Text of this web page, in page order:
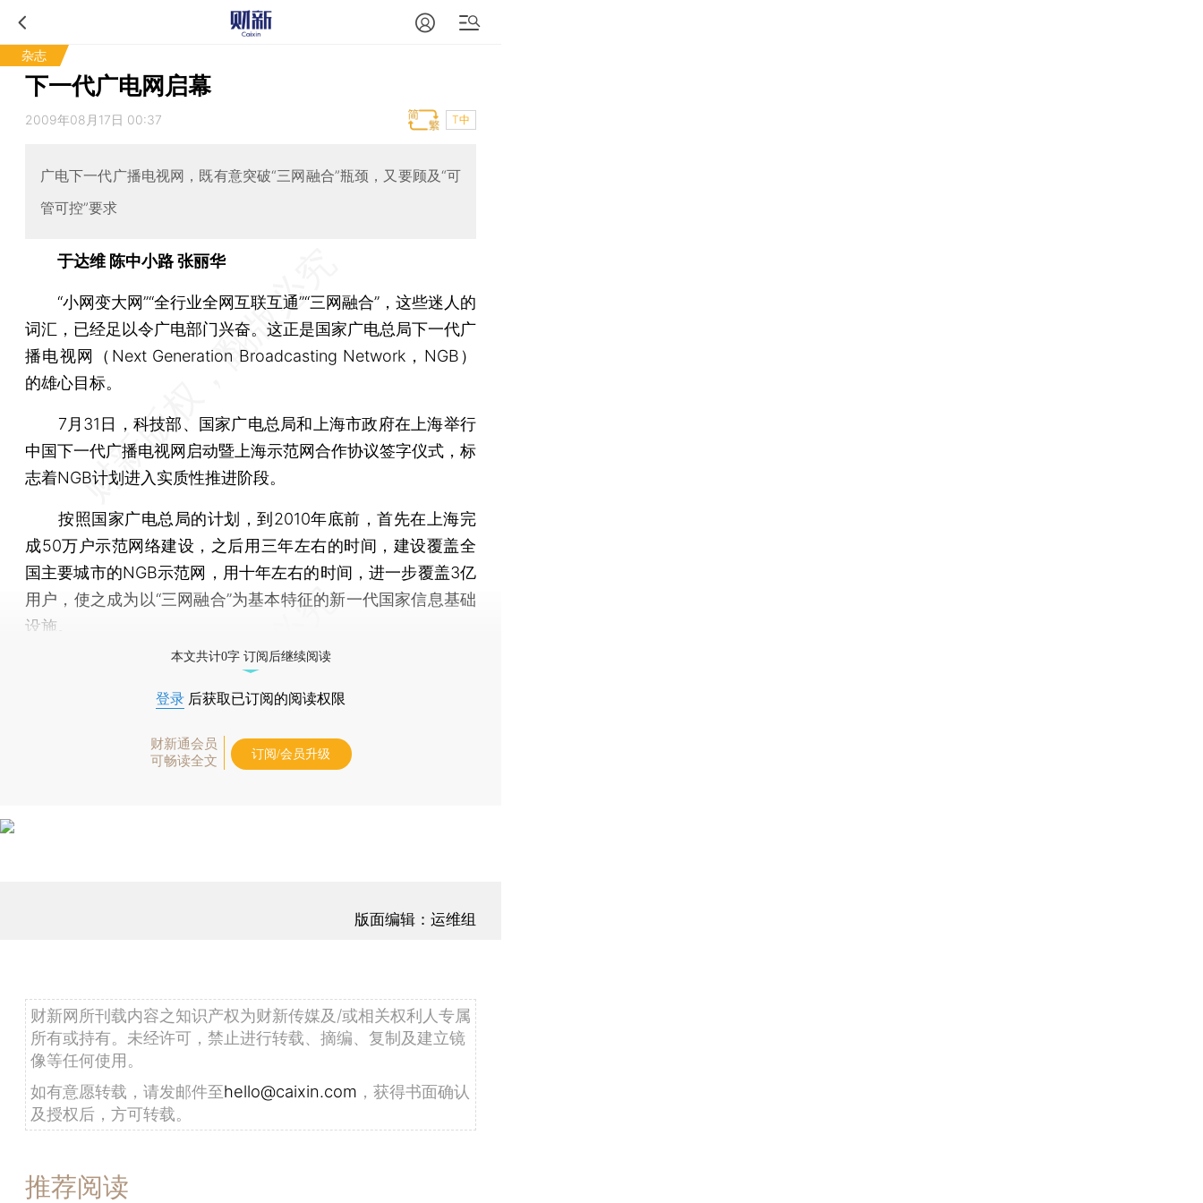
杂志
下一代广电网启幕
2009年08月17日 00:37 T中
广电下一代广播电视网，既有意突破“三网融合”瓶颈，又要顾及“可
管可控”要求
于达维 陈中小路 张丽华
“小网变大网”“全行业全网互联互通”“三网融合”，这些迷人的
词汇，已经足以令广电部门兴奋。这正是国家广电总局下一代广
播电视网（Next Generation Broadcasting Network，NGB）
的雄心目标。
7月31日，科技部、国家广电总局和上海市政府在上海举行
中国下一代广播电视网启动暨上海示范网合作协议签字仪式，标
志着NGB计划进入实质性推进阶段。
按照国家广电总局的计划，到2010年底前，首先在上海完
成50万户示范网络建设，之后用三年左右的时间，建设覆盖全
国主要城市的NGB示范网，用十年左右的时间，进一步覆盖3亿
用户，使之成为以“三网融合”为基本特征的新一代国家信息基础
设施。
本文共计0字 订阅后继续阅读
登录 后获取已订阅的阅读权限
财新通会员
可畅读全文
订阅/会员升级
版面编辑：运维组
财新网所刊载内容之知识产权为财新传媒及/或相关权利人专属
所有或持有。未经许可，禁止进行转载、摘编、复制及建立镜
像等任何使用。
如有意愿转载，请发邮件至hello@caixin.com ，获得书面确认
及授权后，方可转载。
推荐阅读